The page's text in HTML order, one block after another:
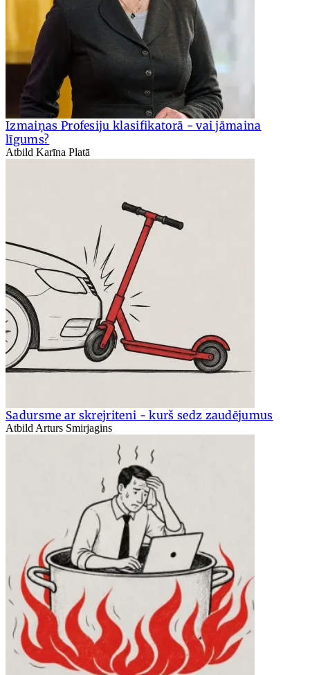
Izmaiņas Profesiju klasifikatorā - vai jāmaina
līgums?
Atbild Karīna Platā
Sadursme ar skrejriteni - kurš sedz zaudējumus
Atbild Arturs Smirjagins